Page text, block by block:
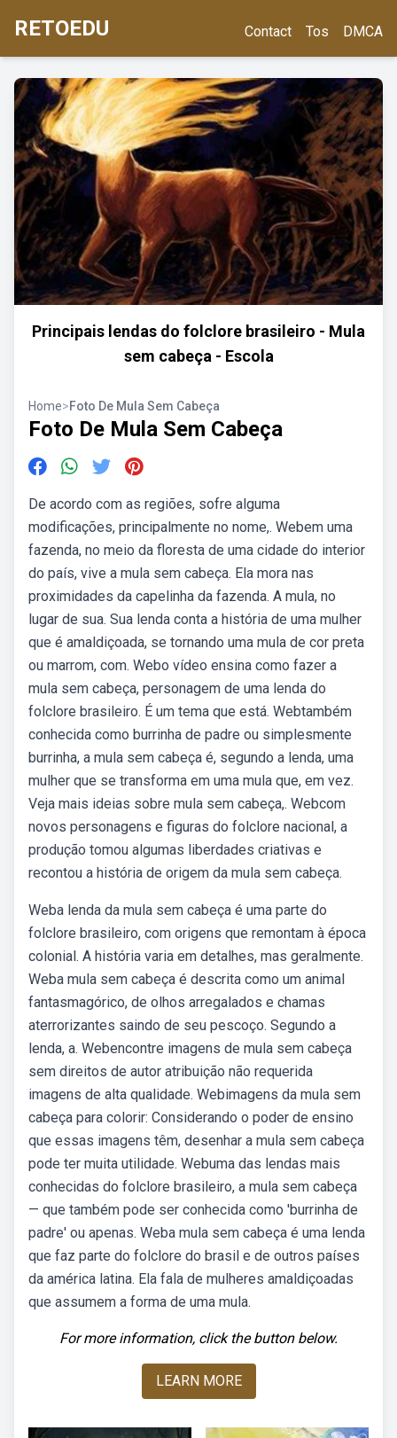
RETOEDU Contact Tos DMCA
Principais lendas do folclore brasileiro - Mula
sem cabeça - Escola
Home>Foto De Mula Sem Cabeça
Foto De Mula Sem Cabeça
De acordo com as regiões, sofre alguma
modificações, principalmente no nome,. Webem uma
fazenda, no meio da floresta de uma cidade do interior
do país, vive a mula sem cabeça. Ela mora nas
proximidades da capelinha da fazenda. A mula, no
lugar de sua. Sua lenda conta a história de uma mulher
que é amaldiçoada, se tornando uma mula de cor preta
ou marrom, com. Webo vídeo ensina como fazer a
mula sem cabeça, personagem de uma lenda do
folclore brasileiro. É um tema que está. Webtambém
conhecida como burrinha de padre ou simplesmente
burrinha, a mula sem cabeça é, segundo a lenda, uma
mulher que se transforma em uma mula que, em vez.
Veja mais ideias sobre mula sem cabeça,. Webcom
novos personagens e figuras do folclore nacional, a
produção tomou algumas liberdades criativas e
recontou a história de origem da mula sem cabeça.
Weba lenda da mula sem cabeça é uma parte do
folclore brasileiro, com origens que remontam à época
colonial. A história varia em detalhes, mas geralmente.
Weba mula sem cabeça é descrita como um animal
fantasmagórico, de olhos arregalados e chamas
aterrorizantes saindo de seu pescoço. Segundo a
lenda, a. Webencontre imagens de mula sem cabeça
sem direitos de autor atribuição não requerida
imagens de alta qualidade. Webimagens da mula sem
cabeça para colorir: Considerando o poder de ensino
que essas imagens têm, desenhar a mula sem cabeça
pode ter muita utilidade. Webuma das lendas mais
conhecidas do folclore brasileiro, a mula sem cabeça
— que também pode ser conhecida como 'burrinha de
padre' ou apenas. Weba mula sem cabeça é uma lenda
que faz parte do folclore do brasil e de outros países
da américa latina. Ela fala de mulheres amaldiçoadas
que assumem a forma de uma mula.
For more information, click the button below.
LEARN MORE